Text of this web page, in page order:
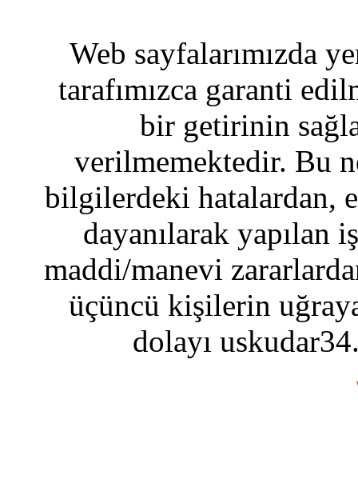
Web sayfalarımızda
tarafımızca garanti
bir getirinin
verilmemektedir. Bu
bilgilerdeki hatalardan,
dayanılarak yapılan
maddi/manevi
üçüncü kişilerin
dolayı